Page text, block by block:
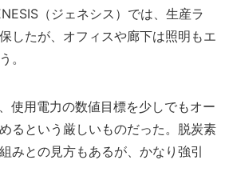
（ジェネシス）では、生産ラ
したが、オフィスや廊下は照明もエ
。
使用電力の数値目標を少しでもオー
るという厳しいものだった。脱炭素
みとの見方もあるが、かなり強引